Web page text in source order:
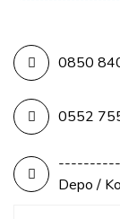
0850
0552
Depo /